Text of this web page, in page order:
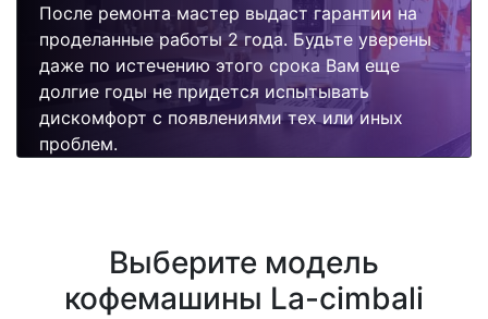
После ремонта мастер выдаст гарантии на
проделанные работы 2 года. Будьте уверены
даже по истечению этого срока Вам еще
долгие годы не придется испытывать
дискомфорт с появлениями тех или иных
проблем.
Выберите модель
кофемашины La-cimbali